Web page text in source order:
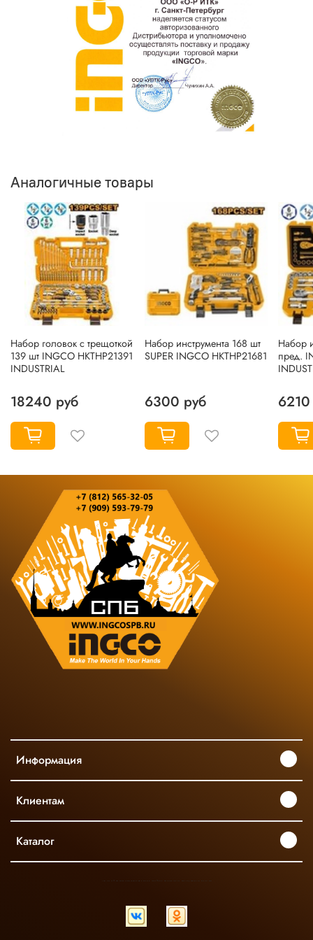
Аналогичные товары
Набор головок с трещоткой
139 шт INGCO HKTHP21391
INDUSTRIAL
18240 руб
Набор инструмента 168 шт
SUPER INGCO HKTHP21681
6300 руб
Набор
пред.
Информация
Клиентам
Каталог